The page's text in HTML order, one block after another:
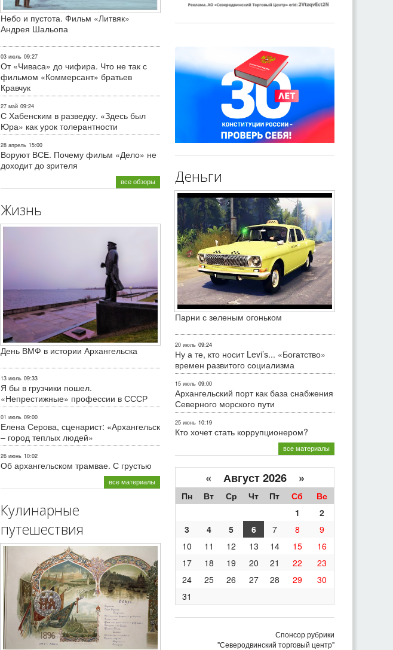
Небо и пустота. Фильм «Литвяк»
Андрея Шальопа
03 июль 09:27
От «Чиваса» до чифира. Что не так с
фильмом «Коммерсант» братьев
Кравчук
27 май 09:24
С Хабенским в разведку. «Здесь был
Юра» как урок толерантности
28 апрель 15:00
Воруют ВСЕ. Почему фильм «Дело» не
доходит до зрителя
все обзоры
Жизнь
День ВМФ в истории Архангельска
13 июль 09:33
Я бы в грузчики пошел.
«Непрестижные» профессии в СССР
01 июль 09:00
Елена Серова, сценарист: «Архангельск
– город теплых людей»
26 июнь 10:02
Об архангельском трамвае. С грустью
все материалы
Кулинарные
путешествия
Деньги
Парни с зеленым огоньком
20 июль 09:24
Ну а те, кто носит Levi’s... «Богатство»
времен развитого социализма
15 июль 09:00
Архангельский порт как база снабжения
Северного морского пути
25 июнь 10:19
Кто хочет стать коррупционером?
все материалы
« Август 2026 »
Пн Вт Ср Чт Пт Сб
Вс
1
2
3
4 5 6 7 8
9
10
11 12 13 14 15
16
17
18 19 20 21 22
23
24
25 26 27 28 29
30
31
Спонсор рубрики
"Северодвинский торговый центр"